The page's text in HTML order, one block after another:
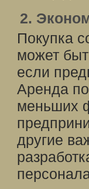
2.
Покупка
может
если
Аренда
меньших
другие